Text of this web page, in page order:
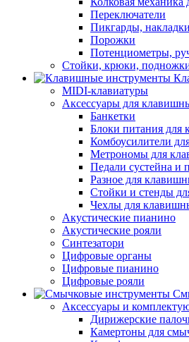
Переключатели
Пикгарды,
Порожки
Потенциометры,
Стойки, крюки,
MIDI-клавиатуры
Аксессуары для
Банкетки
Блоки питания для
Комбоусилители
Метрономы для
Педали сустейна и
Разное для
Стойки и стенды
Чехлы для
Акустические пианино
Акустические рояли
Синтезатори
Цифровые органы
Цифровые пианино
Цифровые рояли
Аксессуары и
Дирижерские
Камертоны для